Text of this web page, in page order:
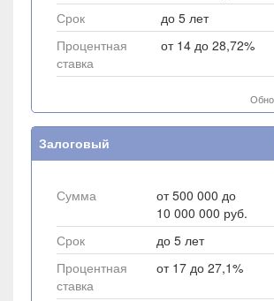
Срок
до 5 лет
Процентная
ставка
от 14 до 28,72%
Залоговый
Сумма
от 500 000 до
10 000 000 руб.
Срок
до 5 лет
Процентная
ставка
от 17 до 27,1%